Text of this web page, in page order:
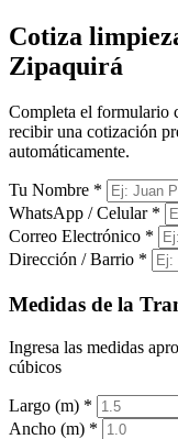
Cotiza
Zipaquirá
Completa el formulario
recibir una cotización
automáticamente.
Tu Nombre *
WhatsApp / Celular *
Correo Electrónico *
Dirección / Barrio *
Medidas de la
Ingresa las medidas
cúbicos
Largo (m) *
Ancho (m) *